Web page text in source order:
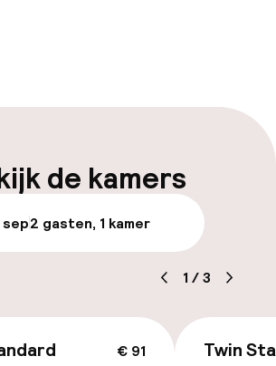
mogelijk
per dag
de kamers
2 gasten, 1 kamer
1 /3
€ 91 Twin